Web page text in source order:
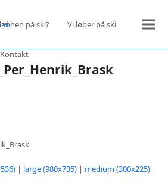
hen på ski? Vi løber på ski
Kontakt
| large (980x735) | medium (300x225)